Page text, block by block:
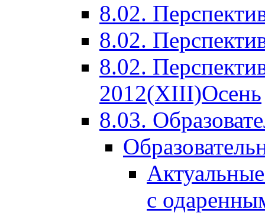
8.02.
8.02.
8.02.
2012(XIII)Осень
8.03.
с